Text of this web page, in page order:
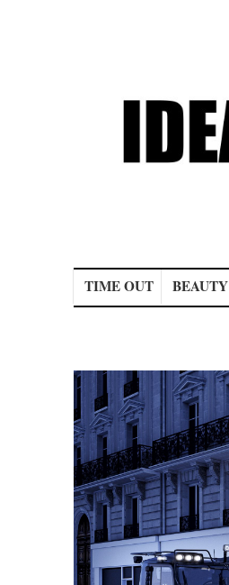
TIME OUT BEAUTY
Post navigation